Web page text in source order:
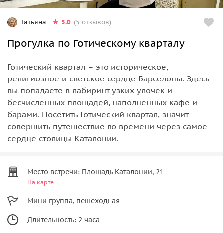
Татьяна 5.0 (5 отзывов)
Прогулка по Готическому кварталу
Готический квартал – это историческое,
религиозное и светское сердце Барселоны. Здесь
вы попадаете в лабиринт узких улочек и
бесчисленных площадей, наполненных кафе и
барами. Посетить Готический квартал, значит
совершить путешествие во времени через самое
сердце столицы Каталонии.
Место встречи: Площадь Каталонии, 21
На карте
Мини группа, пешеходная
Длительность: 2 часа